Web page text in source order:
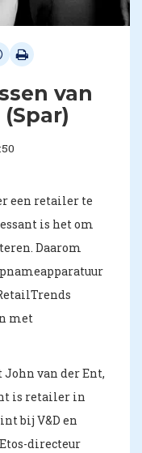
van
een retailer te
is het om
Daarom
met
van der Ent,
is retailer in
bij V&D en
directeur